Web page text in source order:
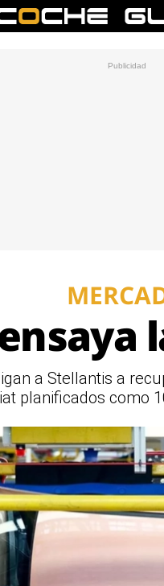
a Stellantis a
planificados como